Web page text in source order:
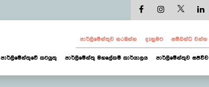
පාර්ලි‌මේන්තුව නරඹන්න දැනුමට සම්බන්ධ වන්න
පාර්ලිමේන්තුවේ කටයුතු පාර්ලිමේන්තු මහලේකම් කාර්යාලය පාර්ලිමේන්තුව සජීවීව